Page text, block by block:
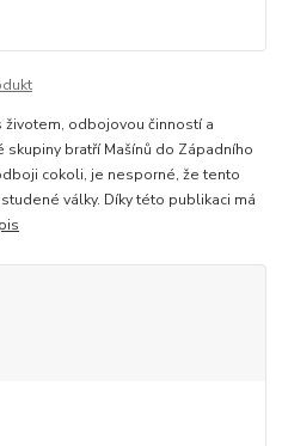
životem, odbojovou činností a
bratří Mašínů do Západního
cokoli, je nesporné, že tento
války. Díky této publikaci má